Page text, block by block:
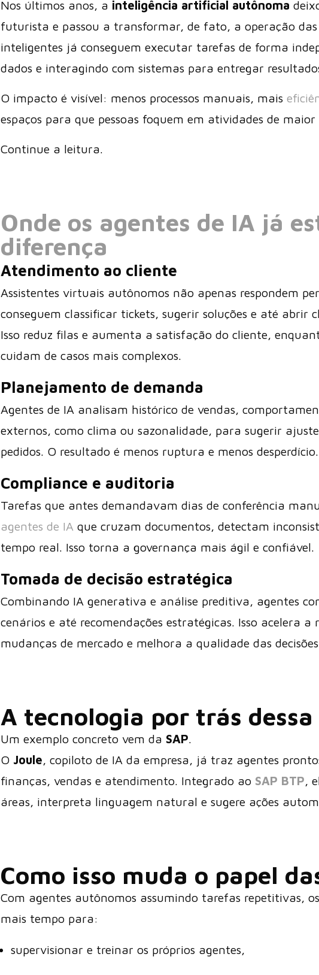
Nos últimos anos, a inteligência artificial autônoma
futurista e passou a transformar, de fato, a operação das
inteligentes já conseguem executar tarefas de forma
dados e interagindo com sistemas para entregar
O impacto é visível: menos processos manuais, mais
espaços para que pessoas foquem em atividades de
Continue a leitura.
Onde os agentes de IA já
diferença
Atendimento ao cliente
Assistentes virtuais autônomos não apenas respondem
conseguem classificar tickets, sugerir soluções e até abrir
Isso reduz filas e aumenta a satisfação do cliente,
cuidam de casos mais complexos.
Planejamento de demanda
Agentes de IA analisam histórico de vendas,
externos, como clima ou sazonalidade, para sugerir
pedidos. O resultado é menos ruptura e menos desperdício.
Compliance e auditoria
Tarefas que antes demandavam dias de conferência
agentes de IA que cruzam documentos, detectam
tempo real. Isso torna a governança mais ágil e confiável.
Tomada de decisão estratégica
Combinando IA generativa e análise preditiva, agentes
cenários e até recomendações estratégicas. Isso acelera a
mudanças de mercado e melhora a qualidade das
A tecnologia por trás
Um exemplo concreto vem da SAP.
O Joule, copiloto de IA da empresa, já traz agentes
finanças, vendas e atendimento. Integrado ao SAP BTP,
áreas, interpreta linguagem natural e sugere ações
Como isso muda o papel
Com agentes autônomos assumindo tarefas repetitivas,
mais tempo para:
supervisionar e treinar os próprios agentes,